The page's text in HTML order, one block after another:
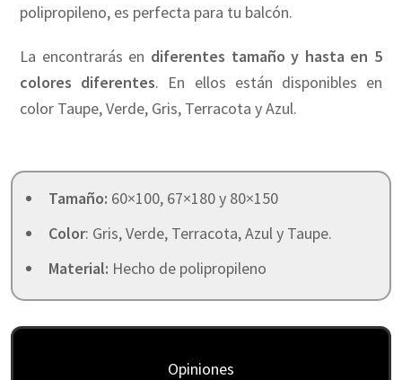
polipropileno, es perfecta para tu balcón.
La encontrarás en diferentes tamaño y hasta en 5
colores diferentes. En ellos están disponibles en
color Taupe, Verde, Gris, Terracota y Azul.
Tamaño: 60×100, 67×180 y 80×150
Color: Gris, Verde, Terracota, Azul y Taupe.
Material: Hecho de polipropileno
Opiniones